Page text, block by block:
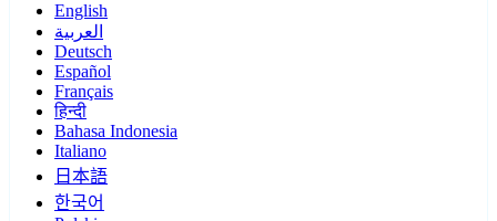
English
العربية
Deutsch
Español
Français
हिन्दी
Bahasa Indonesia
Italiano
日本語
한국어